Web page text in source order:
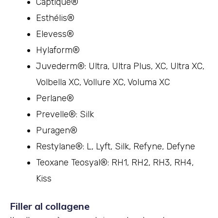
Esthélis®
Elevess®
Hylaform®
Juvederm®: Ultra, Ultra Plus, XC, Ultra XC,
Volbella XC, Vollure XC, Voluma XC
Perlane®
Prevelle®: Silk
Puragen®
Restylane®: L, Lyft, Silk, Refyne, Defyne
Teoxane Teosyal®: RH1, RH2, RH3, RH4,
Kiss
Filler al collagene